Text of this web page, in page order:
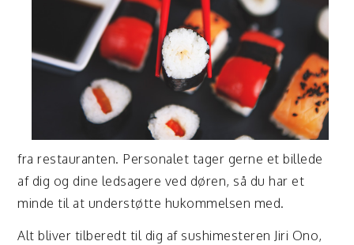
fra restauranten. Personalet tager gerne et billede
af dig og dine ledsagere ved døren, så du har et
minde til at understøtte hukommelsen med.
Alt bliver tilberedt til dig af sushimesteren Jiri Ono,